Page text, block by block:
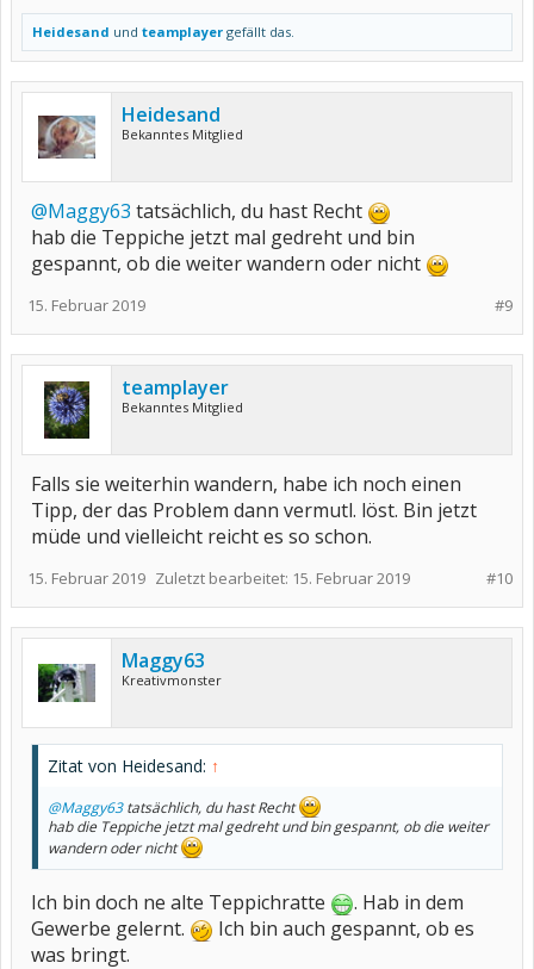
Heidesand und teamplayer gefällt das.
Heidesand
Bekanntes Mitglied
@Maggy63 tatsächlich, du hast Recht
hab die Teppiche jetzt mal gedreht und bin
gespannt, ob die weiter wandern oder nicht
#9
15. Februar 2019
teamplayer
Bekanntes Mitglied
Falls sie weiterhin wandern, habe ich noch einen
Tipp, der das Problem dann vermutl. löst. Bin jetzt
müde und vielleicht reicht es so schon.
#10
15. Februar 2019 Zuletzt bearbeitet: 15. Februar 2019
Maggy63
Kreativmonster
Zitat von Heidesand: ↑
@Maggy63tatsächlich, du hast Recht
hab die Teppiche jetzt mal gedreht und bin gespannt, ob die weiter
wandern oder nicht
Ich bin doch ne alte Teppichratte
. Hab in dem
Gewerbe gelernt.
Ich bin auch gespannt, ob es
was bringt.